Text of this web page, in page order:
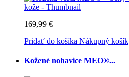
169,99 €
Pridať do košíka Nákupný košík
Kožené nohavice MEO®...